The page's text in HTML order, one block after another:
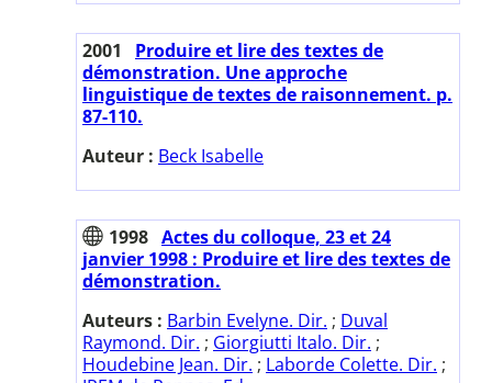
2001
Produire et lire des textes de
démonstration. Une approche
linguistique de textes de raisonnement. p.
87-110.
Auteur : Beck Isabelle
1998 Actes du colloque, 23 et 24
janvier 1998 : Produire et lire des textes de
démonstration.
Auteurs : Barbin Evelyne. Dir. ; Duval
Raymond. Dir. ; Giorgiutti Italo. Dir. ;
Houdebine Jean. Dir. ; Laborde Colette. Dir. ;